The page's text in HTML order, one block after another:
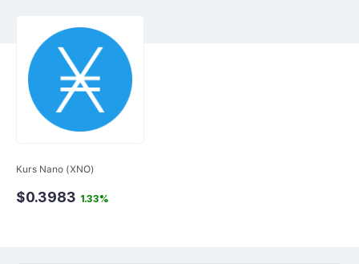
Kurs Nano (XNO)
$0.3983 1.33%